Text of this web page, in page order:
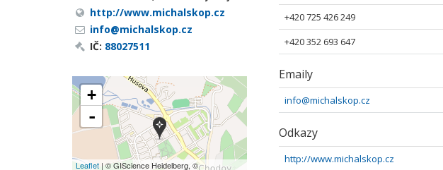
+420 725 426 249
+420 352 693 647
Emaily
info@michalskop.cz
Odkazy
http://www.michalskop.cz
http://www.michalskop.cz
info@michalskop.cz
IČ: 88027511
+
-
Leaflet| © GIScience Heidelberg, ©